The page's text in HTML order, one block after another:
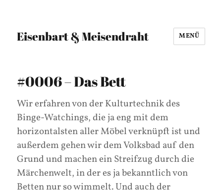
Eisenbart & Meisendraht MENÜ
#0006 – Das Bett
Wir erfahren von der Kulturtechnik des
Binge-Watchings, die ja eng mit dem
horizontalsten aller Möbel verknüpft ist und
außerdem gehen wir dem Volksbad auf den
Grund und machen ein Streifzug durch die
Märchenwelt, in der es ja bekanntlich von
Betten nur so wimmelt. Und auch der